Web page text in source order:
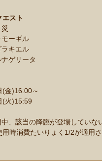
スト
ーギル
キエル
ゲリータ
(金)16:00～
(火)15:59
、該当の降臨が登場していな
用時消費たいりょく1/2が適用